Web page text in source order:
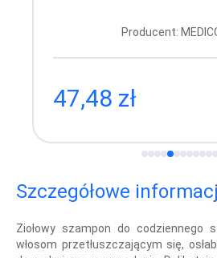
Producent:
47,48 zł
Szczegółowe
Ziołowy szampon do codziennego
włosom przetłuszczającym się,